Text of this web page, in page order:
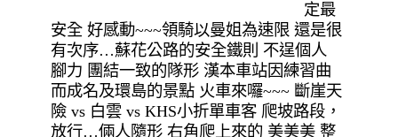
定最
安全 好感動~~~領騎以曼姐為速限 還是很
有次序…蘇花公路的安全鐵則 不逞個人
腳力 團結一致的隊形 漢本車站因練習曲
而成名及環島的景點 火車來囉~~~ 斷崖天
險 vs 白雲 vs KHS小折單車客 爬坡路段，
放行…倆人隨形 右角爬上來的 美美美 整